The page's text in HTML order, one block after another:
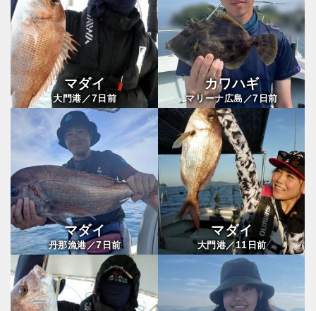
マダイ
大門港／7日前
カワハギ
マリーナ広島／7 日前
マダイ
丹那漁港／7 日前
マダイ
大門港／11 日前